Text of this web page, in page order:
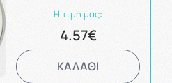
Η τιμή μας:
4.57€
ΚΑΛΑΘΙ